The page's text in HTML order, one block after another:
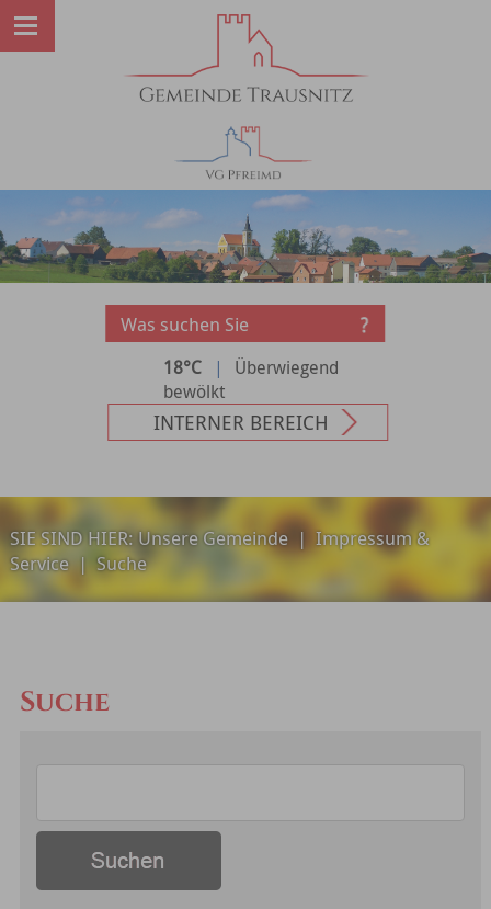
18°C |
Überwiegend
bewölkt
INTERNER BEREICH
SIE SIND HIER:Unsere Gemeinde| Impressum &
Service| Suche
Suche